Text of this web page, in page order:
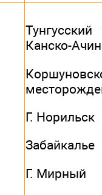
Канско-
Г. Норильск
Забайкалье
Г. Мирный